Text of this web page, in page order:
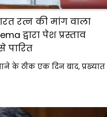
रत्न की मांग वाला
द्वारा पेश प्रस्ताव
पारित
के ठीक एक दिन बाद, प्रख्यात